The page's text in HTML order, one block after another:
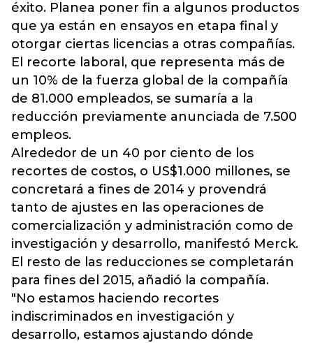
éxito. Planea poner fin a algunos productos
que ya están en ensayos en etapa final y
otorgar ciertas licencias a otras compañías.
El recorte laboral, que representa más de
un 10% de la fuerza global de la compañía
de 81.000 empleados, se sumaría a la
reducción previamente anunciada de 7.500
empleos.
Alrededor de un 40 por ciento de los
recortes de costos, o US$1.000 millones, se
concretará a fines de 2014 y provendrá
tanto de ajustes en las operaciones de
comercialización y administración como de
investigación y desarrollo, manifestó Merck.
El resto de las reducciones se completarán
para fines del 2015, añadió la compañía.
"No estamos haciendo recortes
indiscriminados en investigación y
desarrollo, estamos ajustando dónde